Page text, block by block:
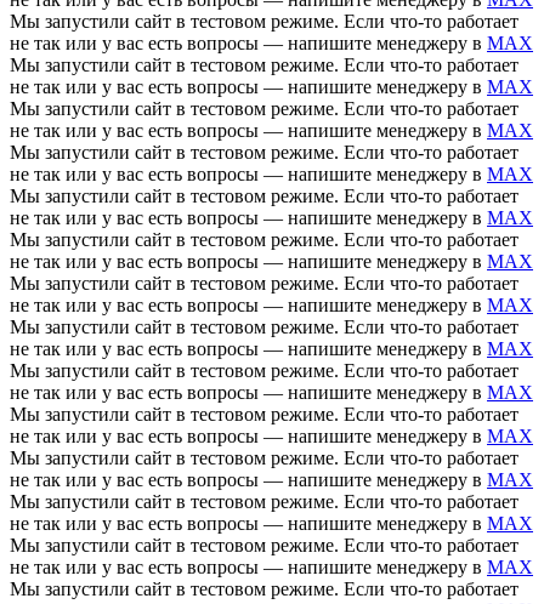
Мы запустили сайт в тестовом режиме. Если что-то работает
не так или у вас есть вопросы — напишите менеджеру в MAX
Мы запустили сайт в тестовом режиме. Если что-то работает
не так или у вас есть вопросы — напишите менеджеру в MAX
Мы запустили сайт в тестовом режиме. Если что-то работает
не так или у вас есть вопросы — напишите менеджеру в MAX
Мы запустили сайт в тестовом режиме. Если что-то работает
не так или у вас есть вопросы — напишите менеджеру в MAX
Мы запустили сайт в тестовом режиме. Если что-то работает
не так или у вас есть вопросы — напишите менеджеру в MAX
Мы запустили сайт в тестовом режиме. Если что-то работает
не так или у вас есть вопросы — напишите менеджеру в MAX
Мы запустили сайт в тестовом режиме. Если что-то работает
не так или у вас есть вопросы — напишите менеджеру в MAX
Мы запустили сайт в тестовом режиме. Если что-то работает
не так или у вас есть вопросы — напишите менеджеру в MAX
Мы запустили сайт в тестовом режиме. Если что-то работает
не так или у вас есть вопросы — напишите менеджеру в MAX
Мы запустили сайт в тестовом режиме. Если что-то работает
не так или у вас есть вопросы — напишите менеджеру в MAX
Мы запустили сайт в тестовом режиме. Если что-то работает
не так или у вас есть вопросы — напишите менеджеру в MAX
Мы запустили сайт в тестовом режиме. Если что-то работает
не так или у вас есть вопросы — напишите менеджеру в MAX
Мы запустили сайт в тестовом режиме. Если что-то работает
не так или у вас есть вопросы — напишите менеджеру в MAX
Мы запустили сайт в тестовом режиме. Если что-то работает